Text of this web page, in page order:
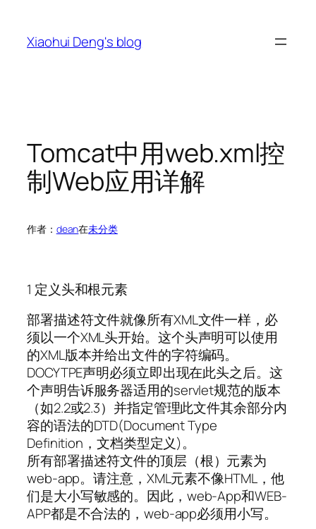
Xiaohui Deng's blog
Tomcat中用web.xml控
制Web应用详解
作者： dean在未分类
1 定义头和根元素
部署描述符文件就像所有XML文件一样，必
须以一个XML头开始。这个头声明可以使用
的XML版本并给出文件的字符编码。
DOCYTPE声明必须立即出现在此头之后。这
个声明告诉服务器适用的servlet规范的版本
（如2.2或2.3）并指定管理此文件其余部分内
容的语法的DTD(Document Type
Definition，文档类型定义)。
所有部署描述符文件的顶层（根）元素为
web-app。请注意，XML元素不像HTML，他
们是大小写敏感的。因此，web-App和WEB-
APP都是不合法的，web-app必须用小写。